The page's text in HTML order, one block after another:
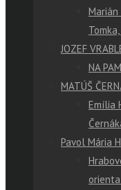
JOZEF
NA
MATÚŠ
Emília
Pavol Mária